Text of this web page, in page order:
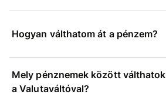
Hogyan válthatom át a pénzem?
Mely pénznemek között válthatok
a Valutaváltóval?